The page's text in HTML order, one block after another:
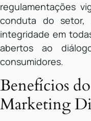
regulamentações
conduta do setor,
integridade em
abertos ao
consumidores.
Benefícios
Marketing